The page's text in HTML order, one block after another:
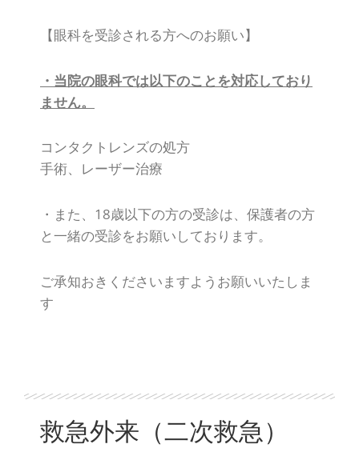
【眼科を受診される方へのお願い】
・当院の眼科では以下のことを対応しており
ません。
コンタクトレンズの処方
手術、レーザー治療
・また、18歳以下の方の受診は、保護者の方
と一緒の受診をお願いしております。
ご承知おきくださいますようお願いいたしま
す
救急外来（二次救急）